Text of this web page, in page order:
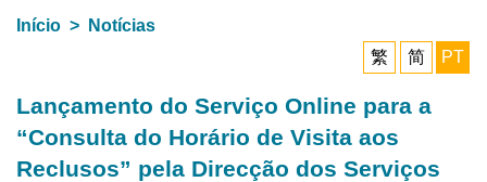
Início
Notícias
繁
简 PT
Lançamento do Serviço Online para a
“Consulta do Horário de Visita aos
Reclusos” pela Direcção dos Serviços